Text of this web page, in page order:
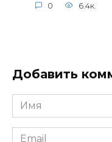
0 6.4к.
Добавить
Имя
*
Email